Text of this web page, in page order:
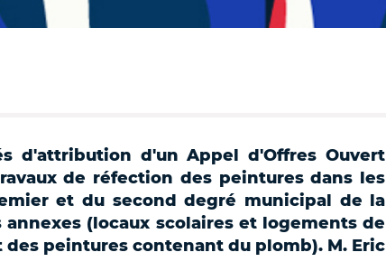
d'attribution d'un Appel d'Offres Ouvert
de réfection des peintures dans les
et du second degré municipal de la
(locaux scolaires et logements de
peintures contenant du plomb). M. Eric